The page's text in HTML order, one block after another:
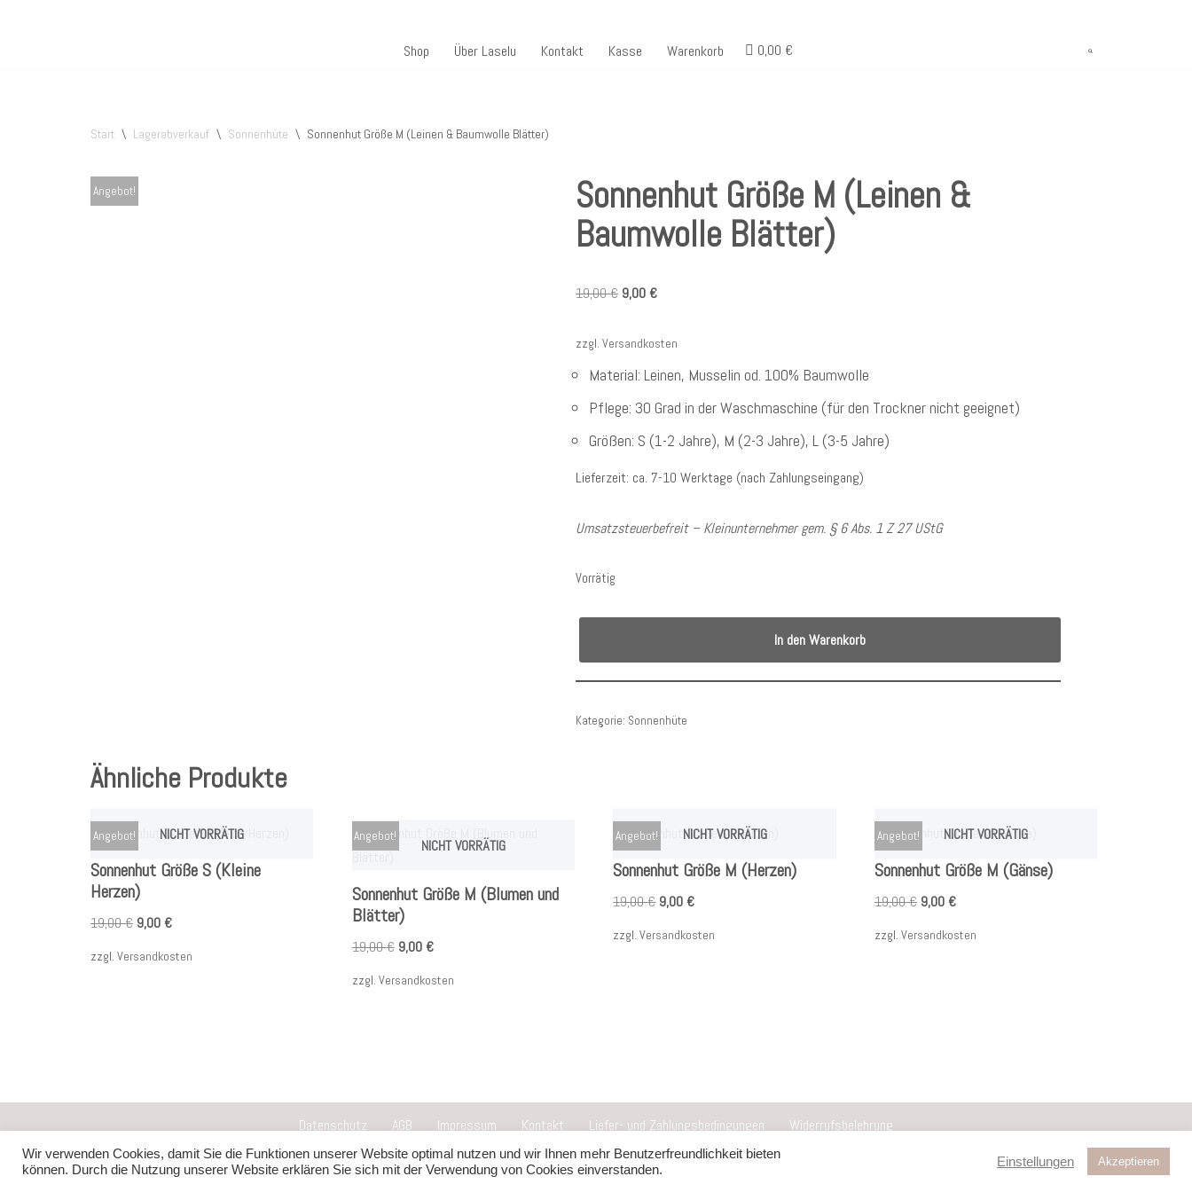
Shop Über Laselu Kontakt Kasse Warenkorb 0,00 €
Start \ Lagerabverkauf \ Sonnenhüte \ Sonnenhut Größe M (Leinen & Baumwolle Blätter)
Angebot!
Sonnenhut Größe M (Leinen &
Baumwolle Blätter)
19,00€ 9,00 €
zzgl.Versandkosten
Material: Leinen, Musselin od. 100% Baumwolle
Pflege: 30 Grad in der Waschmaschine (für den Trockner nicht geeignet)
Größen: S (1-2 Jahre), M (2-3 Jahre), L (3-5 Jahre)
Lieferzeit: ca. 7-10 Werktage (nach Zahlungseingang)
Umsatzsteuerbefreit – Kleinunternehmer gem. § 6 Abs. 1 Z 27 UStG
Vorrätig
In den Warenkorb
Kategorie: Sonnenhüte
Ähnliche Produkte
NICHT VORRÄTIG
Angebot!
Sonnenhut Größe S (Kleine
Herzen)
19,00€ 9,00 €
zzgl. Versandkosten
NICHT VORRÄTIG
Angebot!
Sonnenhut Größe M (Blumen und
Blätter)
19,00€ 9,00 €
zzgl. Versandkosten
NICHT VORRÄTIG
Angebot!
Sonnenhut Größe M (Herzen)
19,00€ 9,00 €
zzgl.Versandkosten
NICHT VORRÄTIG
Angebot!
Sonnenhut Größe M (Gänse)
19,00€ 9,00 €
zzgl.Versandkosten
Datenschutz AGB Impressum Kontakt Liefer- und Zahlungsbedingungen Widerrufsbelehrung
Neve| Präsentiert vonWordPress
Wir verwenden Cookies, damit Sie die Funktionen unserer Website optimal nutzen und wir Ihnen mehr Benutzerfreundlichkeit bieten
können. Durch die Nutzung unserer Website erklären Sie sich mit der Verwendung von Cookies einverstanden.
Einstellungen Akzeptieren